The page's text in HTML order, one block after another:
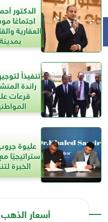
الدكتور
اجتماعًا
العقارية
تنفيذاً
قرعات
عليوة
استراتيجيًا
الخبرة
أسعار الذهب